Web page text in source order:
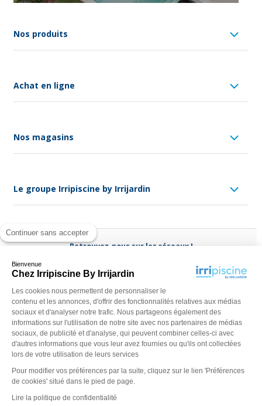
Continuer sans accepter
Bienvenue
Chez Irripiscine By Irrijardin
Les cookies nous permettent de personnaliser le
contenu et les annonces, d'offrir des fonctionnalités relatives aux médias
sociaux et d'analyser notre trafic. Nous partageons également des
informations sur l'utilisation de notre site avec nos partenaires de médias
sociaux, de publicité et d'analyse, qui peuvent combiner celles-ci avec
d'autres informations que vous leur avez fournies ou qu'ils ont collectées
lors de votre utilisation de leurs services
Pour modifier vos préférences par la suite, cliquez sur le lien 'Préférences
de cookies' situé dans le pied de page.
Lire la politique de confidentialité
Nos produits
Achat en ligne
Nos magasins
Le groupe Irripiscine by Irrijardin
Retrouvez-nous sur les réseaux !
Besoin d'aide ?
0970 818 918 (appel non surtaxé)
Du lundi au vendredi de9 h - 13 hà14 h - 18 h ou contactez-
nous vianotre formulaire